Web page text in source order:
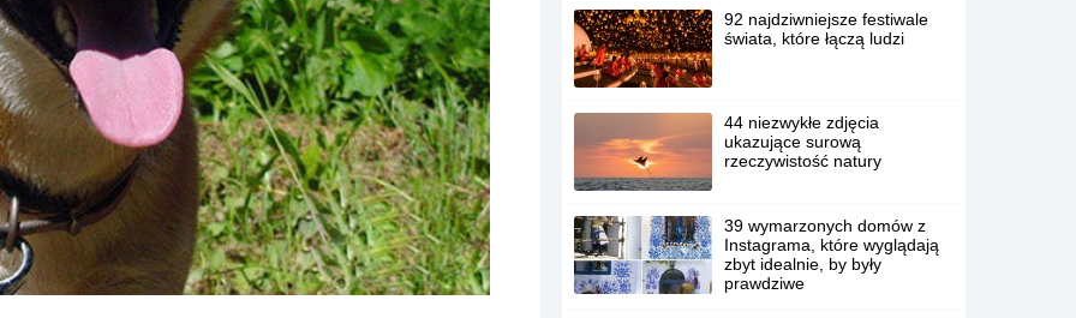
92 najdziwniejsze festiwale
świata, które łączą ludzi
44 niezwykłe zdjęcia
ukazujące surową
rzeczywistość natury
39 wymarzonych domów z
Instagrama, które wyglądają
zbyt idealnie, by były
prawdziwe